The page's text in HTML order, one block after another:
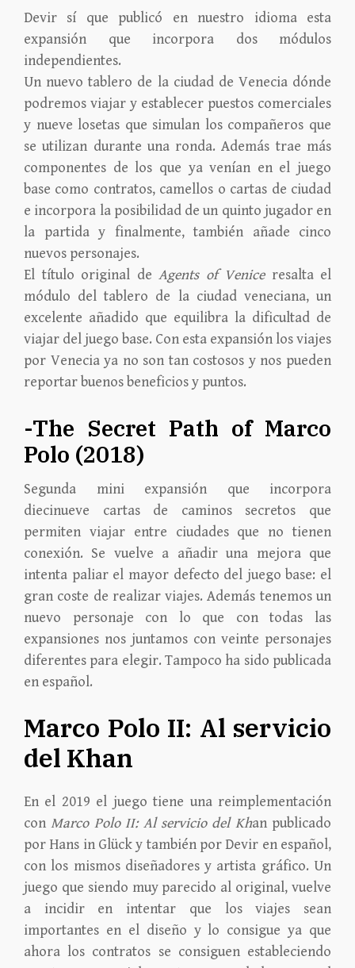
Devir sí que publicó en nuestro idioma esta
expansión que incorpora dos módulos
independientes.
Un nuevo tablero de la ciudad de Venecia dónde
podremos viajar y establecer puestos comerciales
y nueve losetas que simulan los compañeros que
se utilizan durante una ronda. Además trae más
componentes de los que ya venían en el juego
base como contratos, camellos o cartas de ciudad
e incorpora la posibilidad de un quinto jugador en
la partida y finalmente, también añade cinco
nuevos personajes.
El título original de Agents of Veniceresalta el
módulo del tablero de la ciudad veneciana, un
excelente añadido que equilibra la dificultad de
viajar del juego base. Con esta expansión los viajes
por Venecia ya no son tan costosos y nos pueden
reportar buenos beneficios y puntos.
-The Secret Path of Marco
Polo (2018)
Segunda mini expansión que incorpora
diecinueve cartas de caminos secretos que
permiten viajar entre ciudades que no tienen
conexión. Se vuelve a añadir una mejora que
intenta paliar el mayor defecto del juego base: el
gran coste de realizar viajes. Además tenemos un
nuevo personaje con lo que con todas las
expansiones nos juntamos con veinte personajes
diferentes para elegir. Tampoco ha sido publicada
en español.
Marco Polo II: Al servicio
del Khan
En el 2019 el juego tiene una reimplementación
conMarco Polo II: Al servicio del Khan publicado
por Hans in Glück y también por Devir en español,
con los mismos diseñadores y artista gráfico. Un
juego que siendo muy parecido al original, vuelve
a incidir en intentar que los viajes sean
importantes en el diseño y lo consigue ya que
ahora los contratos se consiguen estableciendo